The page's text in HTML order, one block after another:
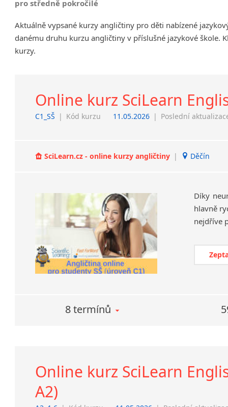
Děčín
Hodonín
Prostějov
Sedlčany
Tišnov
pro středně pokročilé
Aktuálně vypsané kurzy angličtiny pro děti nabízené
danému druhu kurzu angličtiny v příslušné jazykové škole.
kurzy.
Online kurz SciLearn
C1_SŠ | Kód kurzu 11.05.2026 | Poslední
SciLearn.cz - online kurzy angličtiny | Děčín
Díky
hlavně
8 termínů
Online kurz SciLearn
A2)